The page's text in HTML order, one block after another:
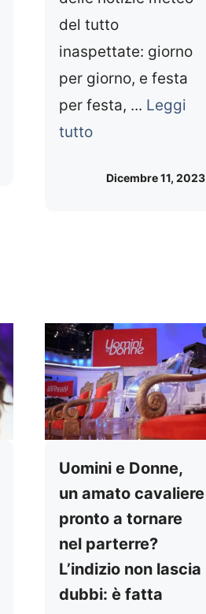
del tutto
inaspettate: giorno
per giorno, e festa
per festa, ... Leggi
tutto
Dicembre 11, 2023
Uomini e Donne,
un amato cavaliere
pronto a tornare
nel parterre?
L’indizio non lascia
dubbi: è fatta